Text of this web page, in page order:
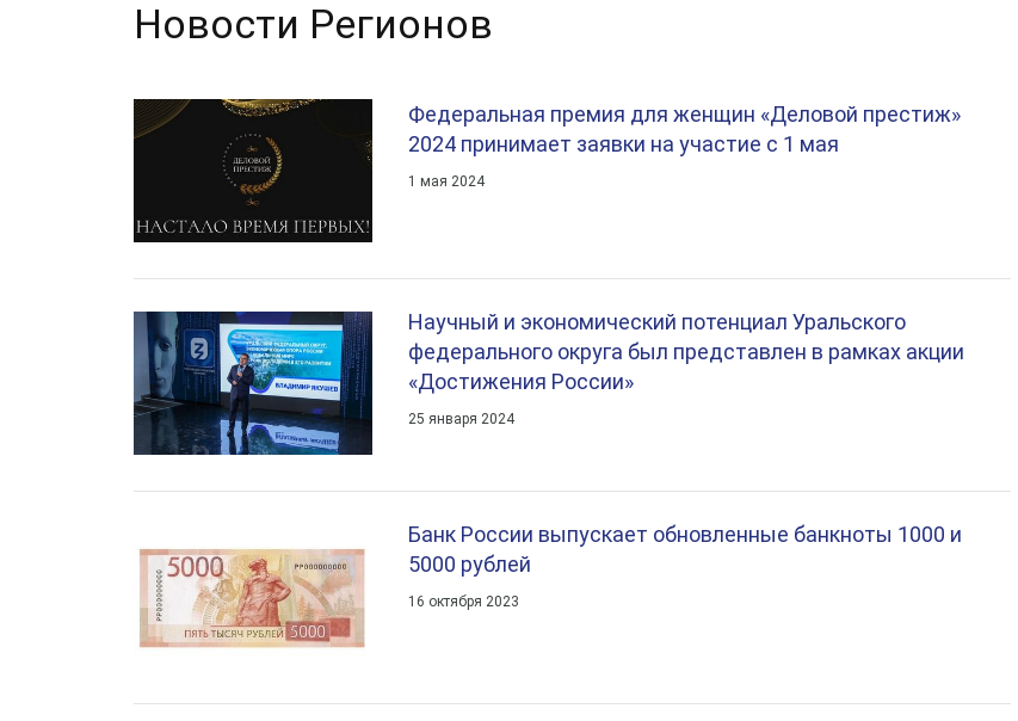
Новости Регионов
Федеральная премия для женщин «Деловой престиж»
2024 принимает заявки на участие с 1 мая
1 мая 2024
Научный и экономический потенциал Уральского
федерального округа был представлен в рамках акции
«Достижения России»
25 января 2024
Банк России выпускает обновленные банкноты 1000 и
5000 рублей
16 октября 2023